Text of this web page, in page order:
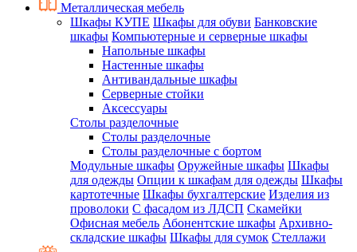
Металлическая мебель
Шкафы КУПЕ Шкафы для обуви Банковские
шкафы Компьютерные и серверные шкафы
Напольные шкафы
Настенные шкафы
Антивандальные шкафы
Серверные стойки
Аксессуары
Столы разделочные
Столы разделочные
Столы разделочные с бортом
Модульные шкафы Оружейные шкафы Шкафы
для одежды Опции к шкафам для одежды Шкафы
картотечные Шкафы бухгалтерские Изделия из
проволоки С фасадом из ЛДСП Скамейки
Офисная мебель Абонентские шкафы Архивно-
складские шкафы Шкафы для сумок Стеллажи